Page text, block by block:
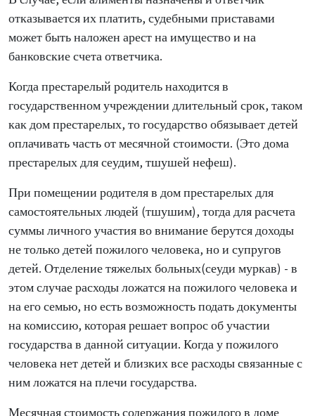
отказывается их платить, судебными приставами
может быть наложен арест на имущество и на
банковские счета ответчика.
Когда престарелый родитель находится в
государственном учреждении длительный срок, таком
как дом престарелых, то государство обязывает детей
оплачивать часть от месячной стоимости. (Это дома
престарелых для сеудим, тшушей нефеш).
При помещении родителя в дом престарелых для
самостоятельных людей (тшушим), тогда для расчета
суммы личного участия во внимание берутся доходы
не только детей пожилого человека, но и супругов
детей. Отделение тяжелых больных(сеуди муркав) - в
этом случае расходы ложатся на пожилого человека и
на его семью, но есть возможность подать документы
на комиссию, которая решает вопрос об участии
государства в данной ситуации. Когда у пожилого
человека нет детей и близких все расходы связанные с
ним ложатся на плечи государства.
Месячная стоимость содержания пожилого в доме